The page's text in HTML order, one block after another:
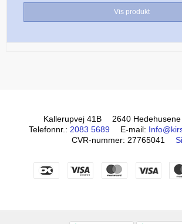
Vis produkt
Kallerupvej 41B 2640 Hedehusene
Telefonnr.: 2083 5689 E-mail:
CVR-nummer: 27765041